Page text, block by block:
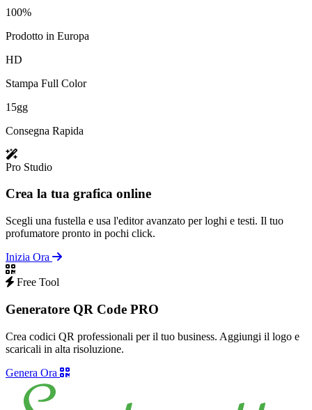
100%
Prodotto in Europa
HD
Stampa Full Color
15gg
Consegna Rapida
Pro Studio
Crea la tua grafica online
Scegli una fustella e usa l'editor avanzato per loghi e testi. Il tuo
profumatore pronto in pochi click.
Inizia Ora
Free Tool
Generatore QR Code PRO
Crea codici QR professionali per il tuo business. Aggiungi il logo e
scaricali in alta risoluzione.
Genera Ora